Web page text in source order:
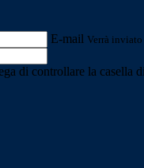
E-mail Verrà
di controllare la casella